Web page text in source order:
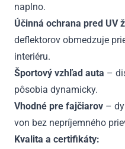
naplno.
Účinná ochrana pred UV
deflektorov obmedzuje
interiéru.
Športový vzhľad auta –
pôsobia dynamicky.
Vhodné pre fajčiarov –
von bez nepríjemného
Kvalita a certifikáty: